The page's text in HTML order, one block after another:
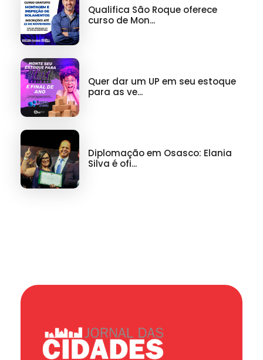
Qualifica São Roque oferece
curso de Mon...
Quer dar um UP em seu estoque
para as ve...
Diplomação em Osasco: Elania
Silva é ofi...